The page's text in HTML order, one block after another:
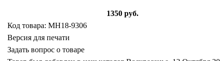
1350 руб.
Код товара: MH18-9306
Версия для печати
Задать вопрос о товаре